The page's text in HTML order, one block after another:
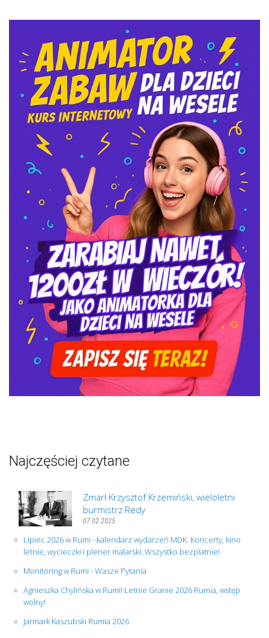
Najczęściej czytane
Zmarł Krzysztof Krzemiński, wieloletni
burmistrz Redy
07.02.2025
Lipiec 2026 w Rumi - kalendarz wydarzeń MDK. Koncerty, kino
letnie, wycieczki i plener malarski. Wszystko bezpłatnie!
Monitoring w Rumi - Wasze Pytania
Agnieszka Chylińska w Rumi! Letnie Granie 2026 Rumia, wstęp
wolny!
Jarmark Kaszubski Rumia 2026